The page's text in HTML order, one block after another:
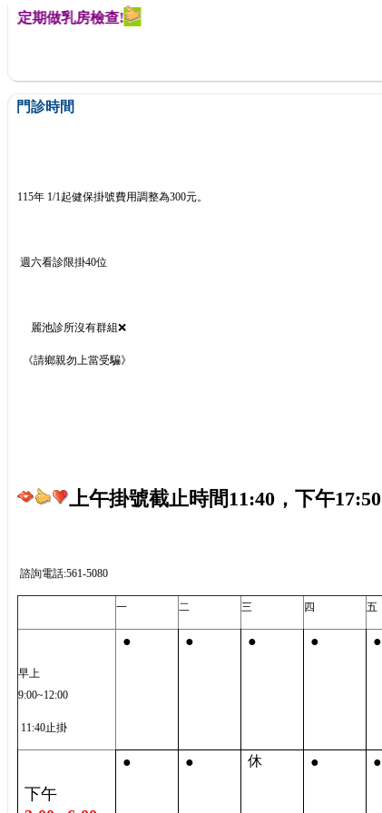
期做乳房檢查!
門診時間
115年 1/1起健保掛號費用調整為300元。
週六看診限掛40位
麗池診所沒有群組❌
《請鄉親勿上當受騙》
上午掛號截止時間11:40，下午17:50
諮詢電話:561-5080
一 二 三 四 五
早上
9:00~12:00
11:40止掛
● ● ● ● ●
下午
● ● 休 ● ●